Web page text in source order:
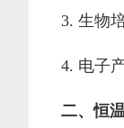
3. 生物
4. 电子
二、恒